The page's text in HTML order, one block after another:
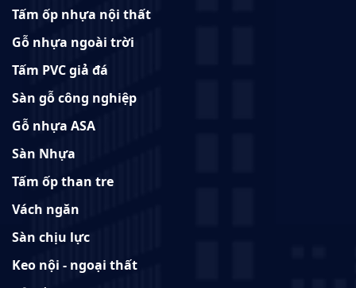
Tấm ốp nhựa nội thất
Gỗ nhựa ngoài trời
Tấm PVC giả đá
Sàn gỗ công nghiệp
Gỗ nhựa ASA
Sàn Nhựa
Tấm ốp than tre
Vách ngăn
Sàn chịu lực
Keo nội - ngoại thất